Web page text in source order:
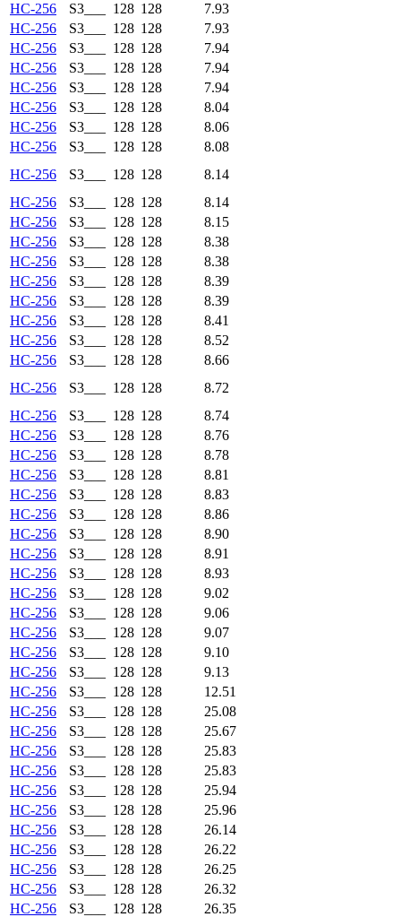
HC-256
S3___ 128 128
7.93
HC-256
S3___ 128 128
7.93
HC-256
S3___ 128 128
7.94
HC-256
S3___ 128 128
7.94
HC-256
S3___ 128 128
7.94
HC-256
S3___ 128 128
8.04
HC-256
S3___ 128 128
8.06
HC-256
S3___ 128 128
8.08
HC-256
S3___ 128 128
8.14
HC-256
S3___ 128 128
8.14
HC-256
S3___ 128 128
8.15
HC-256
S3___ 128 128
8.38
HC-256
S3___ 128 128
8.38
HC-256
S3___ 128 128
8.39
HC-256
S3___ 128 128
8.39
HC-256
S3___ 128 128
8.41
HC-256
S3___ 128 128
8.52
HC-256
S3___ 128 128
8.66
HC-256
S3___ 128 128
8.72
HC-256
S3___ 128 128
8.74
HC-256
S3___ 128 128
8.76
HC-256
S3___ 128 128
8.78
HC-256
S3___ 128 128
8.81
HC-256
S3___ 128 128
8.83
HC-256
S3___ 128 128
8.86
HC-256
S3___ 128 128
8.90
HC-256
S3___ 128 128
8.91
HC-256
S3___ 128 128
8.93
HC-256
S3___ 128 128
9.02
HC-256
S3___ 128 128
9.06
HC-256
S3___ 128 128
9.07
HC-256
S3___ 128 128
9.10
HC-256
S3___ 128 128
9.13
HC-256
S3___ 128 128
12.51
HC-256
S3___ 128 128
25.08
HC-256
S3___ 128 128
25.67
HC-256
S3___ 128 128
25.83
HC-256
S3___ 128 128
25.83
HC-256
S3___ 128 128
25.94
HC-256
S3___ 128 128
25.96
HC-256
S3___ 128 128
26.14
HC-256
S3___ 128 128
26.22
HC-256
S3___ 128 128
26.25
HC-256
S3___ 128 128
26.32
HC-256
S3___ 128 128
26.35